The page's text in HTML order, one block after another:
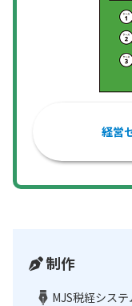
経営
制作
MJS税経シス